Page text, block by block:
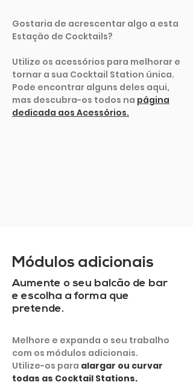
Gostaria de acrescentar algo a esta
Estação de Cocktails?
Utilize os acessórios para melhorar e
tornar a sua Cocktail Station única.
Pode encontrar alguns deles aqui,
mas descubra-os todos na página
dedicada aos Acessórios.
Módulos adicionais
Aumente o seu balcão de bar
e escolha a forma que
pretende.
Melhore e expanda o seu trabalho
com os módulos adicionais.
Utilize-os para alargar ou curvar
todas as Cocktail Stations.